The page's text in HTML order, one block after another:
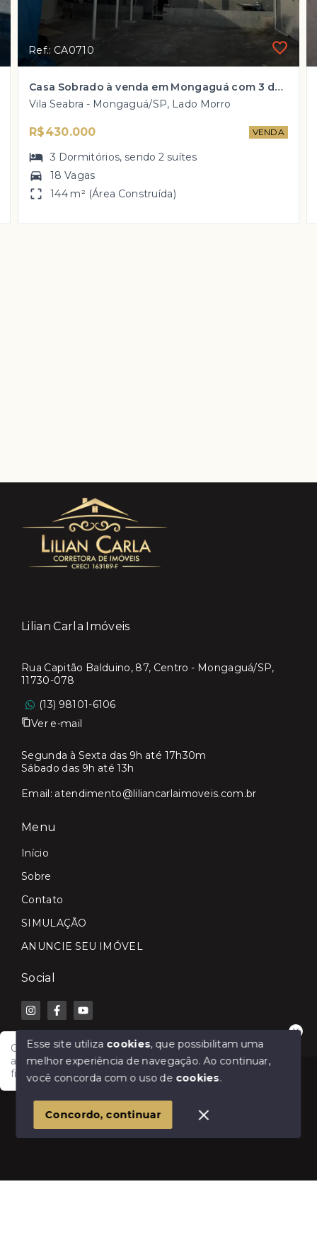
Ref.: CA0710
Casa Sobrado à venda em Mongaguá com 3 dorm, 2 suítes, 18 vagas de garagem por R$ 430 mil
Vila Seabra - Mongaguá/SP, Lado Morro
R$430.000 VENDA
3 Dormitórios, sendo2 suítes
18 Vagas
144 m² (Área Construída)
Olá! Fale com a Lilian Carla Imóveis e receba
atendimento rápido para comprar, vender, alugar ou
financiar seu imóvel.
Lilian Carla Imóveis
Rua Capitão Balduino, 87, Centro - Mongaguá/SP,
11730-078
(13) 98101-6106
Ver e-mail
Segunda à Sexta das 9h até 17h30m
Sábado das 9h até 13h
Email: atendimento@liliancarlaimoveis.com.br
Menu
Início
Sobre
Contato
SIMULAÇÃO
ANUNCIE SEU IMÓVEL
Social
© Copyright 2026 - Lilian Carla Imóveis - Todos os
SITE PARA IMOBILIARIA
Esse site utiliza cookies, que possibilitam uma
melhor experiência de navegação.Ao continuar,
você concorda com o uso de cookies.
Concordo, continuar